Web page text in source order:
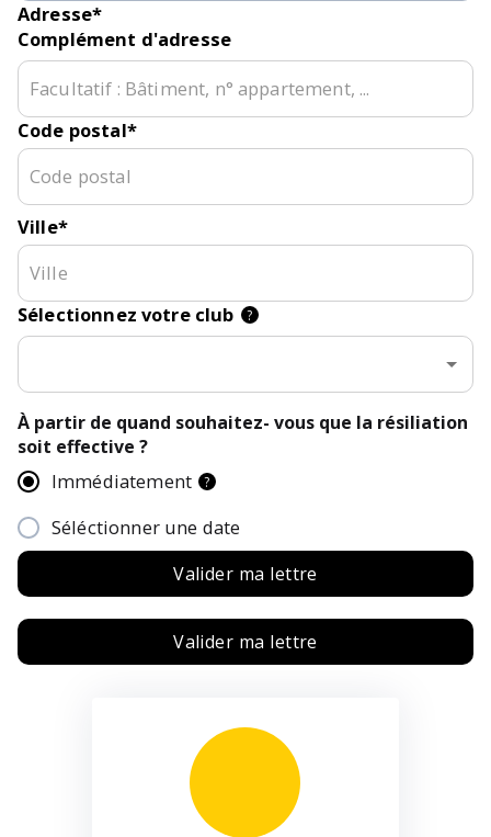
Adresse*
Complément d'adresse
Code postal*
Ville*
Sélectionnez votre club ?
À partir de quand souhaitez- vous que la résiliation
soit effective ?
Immédiatement ?
Séléctionner une date
Valider ma lettre
Objet : Résiliation de mon contrat
Valider ma lettre